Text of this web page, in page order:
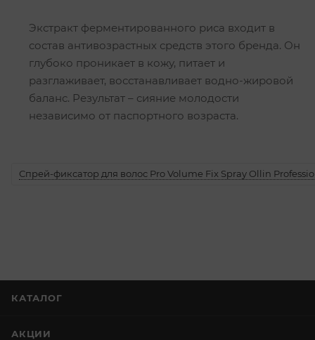
Экстракт ферментированного риса входит в
состав антивозрастных средств этого бренда. Он
глубоко проникает в кожу, питает и
разглаживает, восстанавливает водно-жировой
баланс. Результат – сияние молодости
независимо от паспортного возраста.
Спрей-фиксатор для волос Pro Volume Fix Spray Ollin
КАТАЛОГ
АКЦИИ